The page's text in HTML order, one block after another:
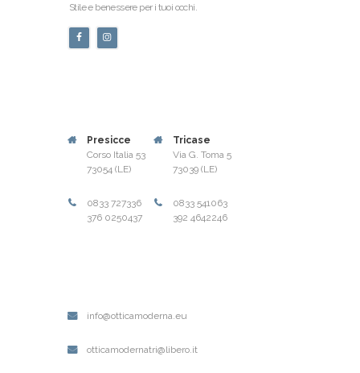
Stile e benessere per i tuoi occhi.
Presicce
Corso Italia 53
73054 (LE)
0833 727336
376 0250437
Tricase
Via G. Toma 5
73039 (LE)
0833 541063
392 4642246
info@otticamoderna.eu
otticamodernatri@libero.it